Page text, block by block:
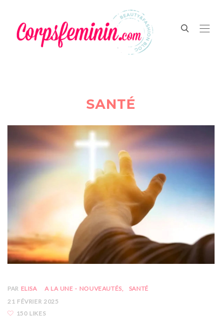
SANTÉ
PAR ELISA A LA UNE - NOUVEAUTÉS
SANTÉ
21 FÉVRIER 2025
150 LIKES